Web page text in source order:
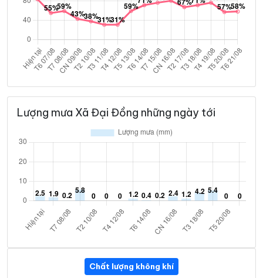
Lượng mưa Xã Đại Đồng những ngày tới
Chất lượng không khí